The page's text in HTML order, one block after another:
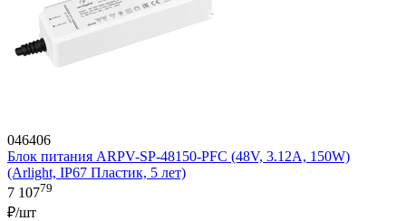
046406
Блок питания ARPV-SP-48150-PFC (48V, 3.12A, 150W)
(Arlight, IP67 Пластик, 5 лет)
7 10779
₽/шт